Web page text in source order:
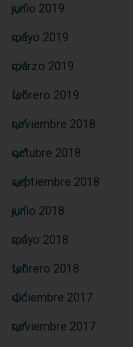
junio 2019
mayo 2019
marzo 2019
febrero 2019
noviembre 2018
octubre 2018
septiembre 2018
junio 2018
mayo 2018
febrero 2018
diciembre 2017
noviembre 2017